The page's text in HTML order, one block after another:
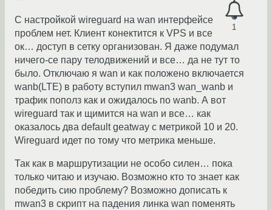
1
C настройкой wireguard на wan интерфейсе
проблем нет. Клиент конектится к VPS и все
ок… доступ в сетку организован. Я даже подумал
ничего-се пару телодвижений и все… да не тут то
было. Отключаю я wan и как положено включается
wanb(LTE) в работу вступил mwan3 wan_wanb и
трафик пополз как и ожидалось по wanb. А вот
wireguard так и щимится на wan и все… как
оказалось два default geatway с метрикой 10 и 20.
Wireguard идет по тому что метрика меньше.
Так как в маршрутизации не особо силен… пока
только читаю и изучаю. Возможно кто то знает как
победить сию проблему? Возможно дописать к
mwan3 в скрипт на падения линка wan поменять